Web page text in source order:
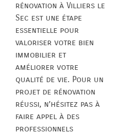
rénovation à Villiers le
Sec est une étape
essentielle pour
valoriser votre bien
immobilier et
améliorer votre
qualité de vie. Pour un
projet de rénovation
réussi, n’hésitez pas à
faire appel à des
professionnels